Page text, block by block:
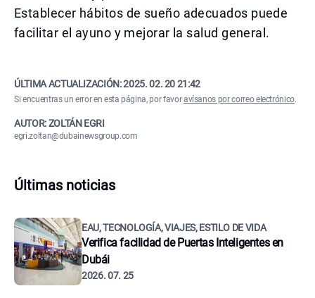
Establecer hábitos de sueño adecuados puede
facilitar el ayuno y mejorar la salud general.
ÚLTIMA ACTUALIZACIÓN:2025. 02. 20 21:42
Si encuentras un error en esta página, por favoravísanos por correo electrónico.
AUTOR: ZOLTÁN EGRI
egri.zoltan@dubainewsgroup.com
Últimas noticias
EAU, TECNOLOGÍA, VIAJES, ESTILO DE VIDA
Verifica facilidad de Puertas Inteligentes en
Dubái
2026. 07. 25